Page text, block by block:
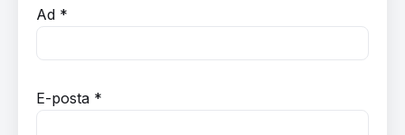
Ad *
E-posta *